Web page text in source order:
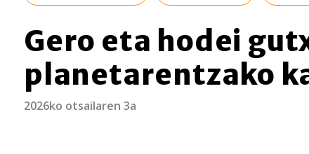
Gero eta hodei
planetarentzako
2026ko otsailaren 3a